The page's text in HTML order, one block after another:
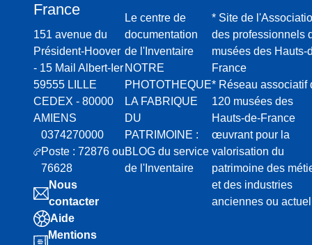
France
151 avenue du
Président-Hoover
- 15 Mail Albert-Ier
59555 LILLE
CEDEX - 80000
AMIENS
0374270000
Poste : 72876 ou
76628
Nous
contacter
Aide
Mentions
Le centre de
documentation
de l'Inventaire
NOTRE
PHOTOTHEQUE
LA FABRIQUE
DU
PATRIMOINE :
BLOG du service
de l'Inventaire
* Site de
des professionnels
musées des Hauts-
France
* Réseau associatif
120 musées des
Hauts-de-France
œuvrant pour la
valorisation du
patrimoine des
et des industries
anciennes ou